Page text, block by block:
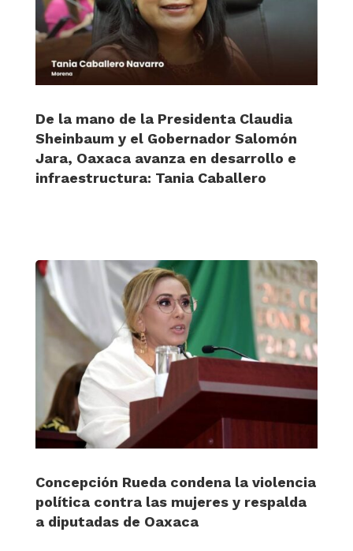
De la mano de la Presidenta Claudia
Sheinbaum y el Gobernador Salomón
Jara, Oaxaca avanza en desarrollo e
infraestructura: Tania Caballero
Concepción Rueda condena la violencia
política contra las mujeres y respalda
a diputadas de Oaxaca